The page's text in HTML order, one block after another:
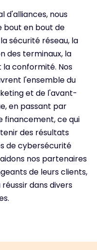
d'alliances, nous
bout en bout de
sécurité réseau, la
des terminaux, la
conformité. Nos
l'ensemble du
et de l'avant-
en passant par
financement, ce qui
des résultats
de cybersécurité
nos partenaires
de leurs clients,
dans divers